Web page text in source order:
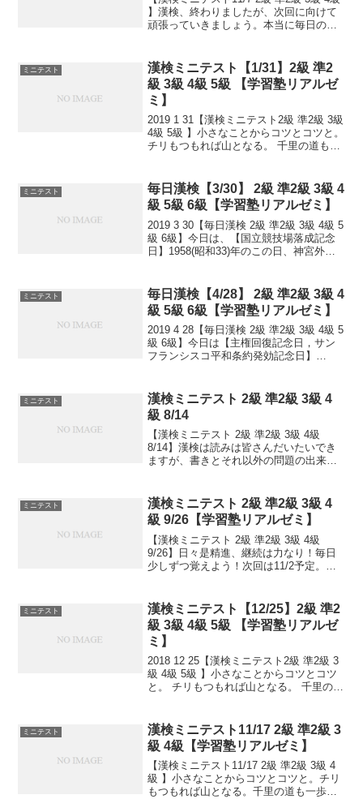
】漢検、終わりましたが、次回に向けて
頑張っていきましょう。本当に毎日の積
里の道も一歩から。日々是精進、継続は
力なり！...
ミニテスト
漢検ミニテスト【1/31】2級 準2
級 3級 4級 5級 【学習塾リアルゼ
ミ】
2019 1 31【漢検ミニテスト2級 準2級 3級
4級 5級 】小さなことからコツとコツと。
チリもつもれば山となる。 千里の道も一
熟語問題などの出来具合が合...
ミニテスト
毎日漢検【3/30】 2級 準2級 3級 4
級 5級 6級【学習塾リアルゼミ】
2019 3 30【毎日漢検 2級 準2級 3級 4級 5
級 6級】今日は、【国立競技場落成記念
日】1958(昭和33)年のこの日、神宮外苑
容能力を持ち、196...
ミニテスト
毎日漢検【4/28】 2級 準2級 3級 4
級 5級 6級【学習塾リアルゼミ】
2019 4 28【毎日漢検 2級 準2級 3級 4級 5
級 6級】今日は【主権回復記念日，サン
フランシスコ平和条約発効記念日】
ランシスコ平和条約)が発効し...
ミニテスト
漢検ミニテスト 2級 準2級 3級 4
級 8/14
【漢検ミニテスト 2級 準2級 3級 4級
8/14】漢検は読みは皆さんだいたいでき
ますが、書きとそれ以外の問題の出来具
といて、覚えていくためのテストです。
目指せ 合格...
ミニテスト
漢検ミニテスト 2級 準2級 3級 4
級 9/26【学習塾リアルゼミ】
【漢検ミニテスト 2級 準2級 3級 4級
9/26】日々是精進、継続は力なり！毎日
少しずつ覚えよう！次回は11/2予定。受
す。連絡は塾で直接言っていただくか、
こちらから...
ミニテスト
漢検ミニテスト【12/25】2級 準2
級 3級 4級 5級 【学習塾リアルゼ
ミ】
2018 12 25【漢検ミニテスト2級 準2級 3
級 4級 5級 】小さなことからコツとコツ
と。 チリもつもれば山となる。 千里の道
は皆さんだいたいできますが、 ...
ミニテスト
漢検ミニテスト11/17 2級 準2級 3
級 4級【学習塾リアルゼミ】
【漢検ミニテスト11/17 2級 準2級 3級 4
級 】小さなことからコツとコツと。チリ
もつもれば山となる。千里の道も一歩か